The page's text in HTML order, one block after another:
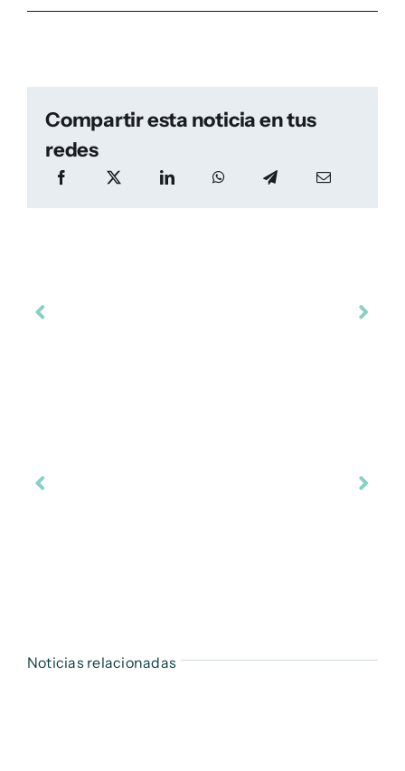
Compartir esta noticia en tus
redes
Noticias relacionadas